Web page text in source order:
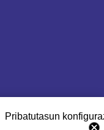
Pribatutasun